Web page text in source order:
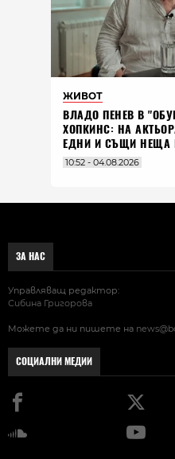
ЖИВОТ
ВЛАДO ПЕНЕВ В
ХОПКИНС: НА
ЕДНИ И СЪЩИ НЕЩА
10:52 - 04.08.2026
ЗА НАС
Управляващ редактор:
Сибина Григорова
Можете да ни пишете на
СОЦИАЛНИ МЕДИИ